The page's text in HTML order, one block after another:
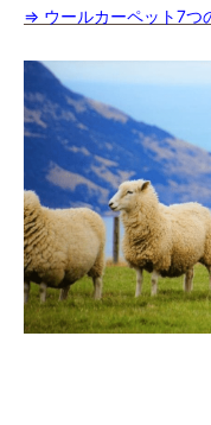
⇒ ウールカーペット7つ